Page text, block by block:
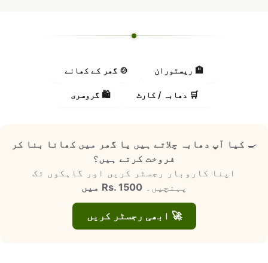
🏨 ریستوران 🍲 گھر کے کھانے
🛒 دھابہ / کارٹ 🛍️ گروسری
🍳 کیا آپ دھابہ چلاتے ہیں یا گھر میں کھانا بنا کر
فروخت کرتے ہیں؟
اپنا کاروبار رجسٹر کریں اور گاہکوں تک
پہنچیں۔Rs. 1500 میں
🚀 ابھی رجسٹر کریں